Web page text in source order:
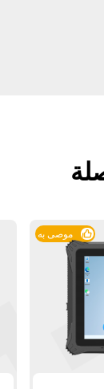
موصى به